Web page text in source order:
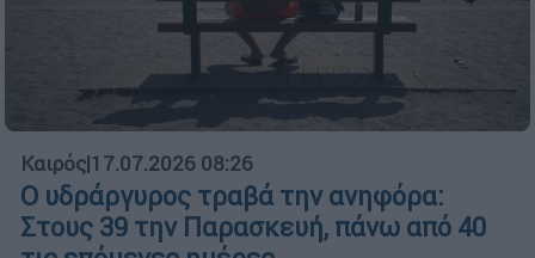
Καιρός|17.07.2026 08:26
Ο υδράργυρος τραβά την ανηφόρα:
Στους 39 την Παρασκευή, πάνω από 40